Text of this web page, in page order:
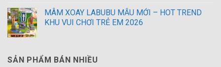
MÂM XOAY LABUBU MẪU MỚI – HOT TREND
KHU VUI CHƠI TRẺ EM 2026
SẢN PHẨM BÁN NHIỀU